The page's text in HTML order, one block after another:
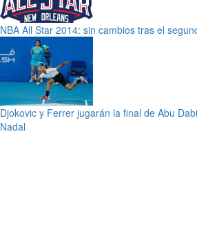
NBA All Star 2014: sin cambios tras el
Djokovic y Ferrer jugarán la final de Abu
Nadal